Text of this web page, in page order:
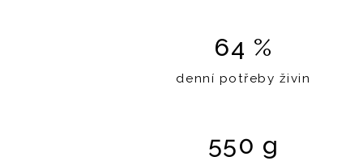
64 %
denní potřeby živin
550 g